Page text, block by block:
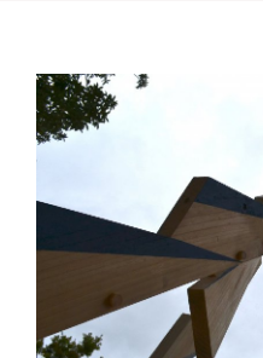
Formación Continua
Académicos
Funcionarios